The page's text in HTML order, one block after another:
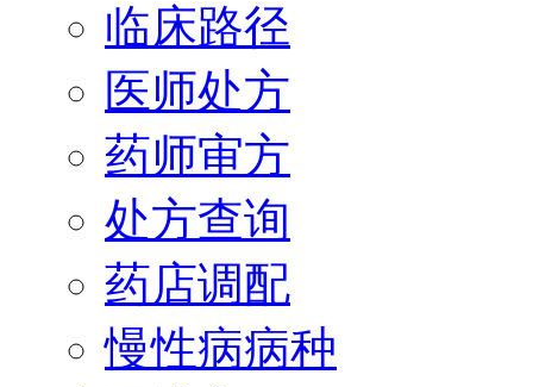
临床路径
医师处方
药师审方
处方查询
药店调配
慢性病病种